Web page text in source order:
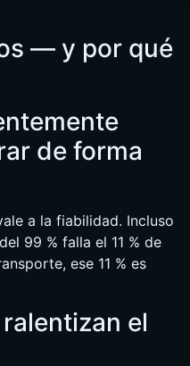
— y por qué
de forma
a la fiabilidad. Incluso
99 % falla el 11 % de
ese 11 % es
el